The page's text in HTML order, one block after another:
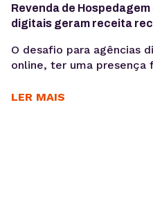
Revenda de
digitais geram receita
O desafio para agências
online, ter uma presença
mais agências digitais
LER MAIS